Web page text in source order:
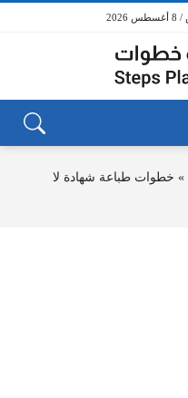
» خطوات طباعة شهادة لا